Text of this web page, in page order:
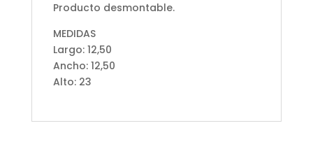
Producto desmontable.
MEDIDAS
Largo: 12,50
Ancho: 12,50
Alto: 23